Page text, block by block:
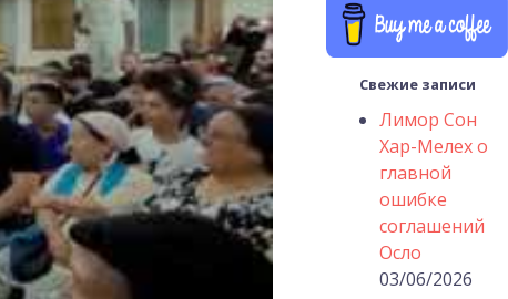
Свежие записи
Лимор Сон
Хар-Мелех о
главной
ошибке
соглашений
Осло
03/06/2026